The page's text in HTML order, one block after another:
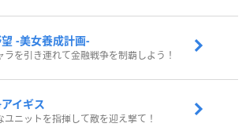
-美女養成計画-
ラを引き連れて金融戦争を制覇しよう！
イギス
ユニットを指揮して敵を迎え撃て！